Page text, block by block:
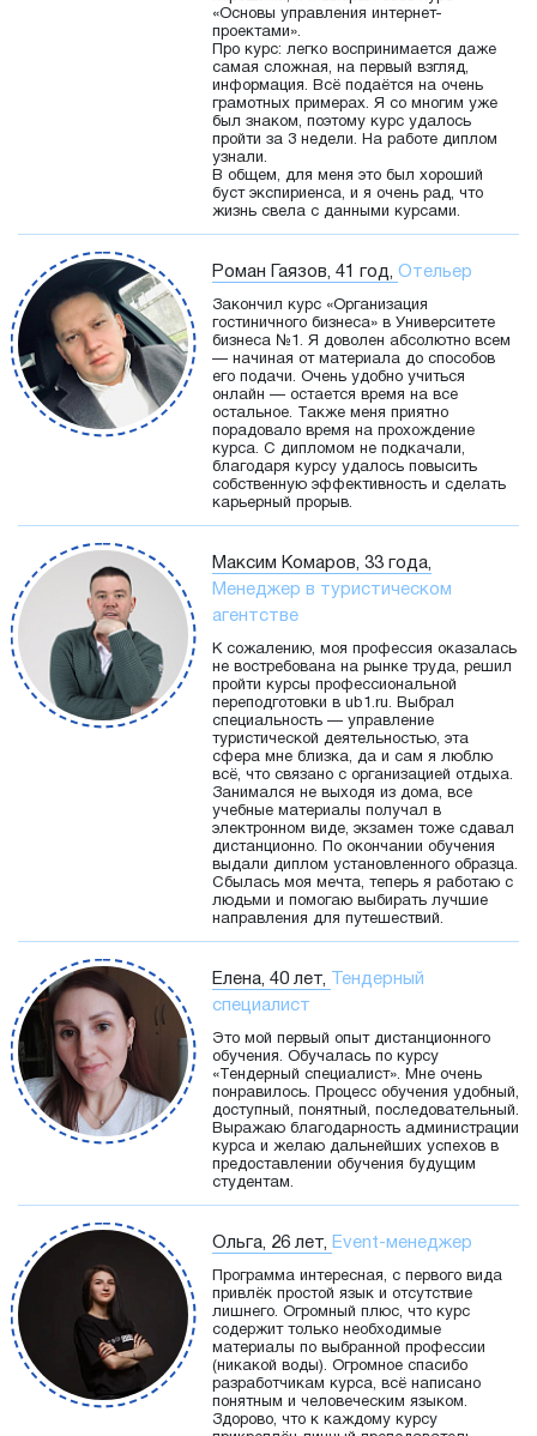
«Основы управления интернет-
проектами».
Про курс: легко воспринимается даже
самая сложная, на первый взгляд,
информация. Всё подаётся на очень
грамотных примерах. Я со многим уже
был знаком, поэтому курс удалось
пройти за 3 недели. На работе диплом
узнали.
В общем, для меня это был хороший
буст экспириенса, и я очень рад, что
жизнь свела с данными курсами.
Роман Гаязов, 41 год, Отельер
Закончил курс «Организация
гостиничного бизнеса» в Университете
бизнеса №1. Я доволен абсолютно всем
— начиная от материала до способов
его подачи. Очень удобно учиться
онлайн — остается время на все
остальное. Также меня приятно
порадовало время на прохождение
курса. С дипломом не подкачали,
благодаря курсу удалось повысить
собственную эффективность и сделать
карьерный прорыв.
Максим Комаров, 33 года,
Менеджер в туристическом
агентстве
К сожалению, моя профессия оказалась
не востребована на рынке труда, решил
пройти курсы профессиональной
переподготовки в ub1.ru. Выбрал
специальность — управление
туристической деятельностью, эта
сфера мне близка, да и сам я люблю
всё, что связано с организацией отдыха.
Занимался не выходя из дома, все
учебные материалы получал в
электронном виде, экзамен тоже сдавал
дистанционно. По окончании обучения
выдали диплом установленного образца.
Сбылась моя мечта, теперь я работаю с
людьми и помогаю выбирать лучшие
направления для путешествий.
Елена, 40 лет,
Тендерный
специалист
Это мой первый опыт дистанционного
обучения. Обучалась по курсу
«Тендерный специалист». Мне очень
понравилось. Процесс обучения удобный,
доступный, понятный, последовательный.
Выражаю благодарность администрации
курса и желаю дальнейших успехов в
предоставлении обучения будущим
студентам.
Ольга, 26 лет, Event-менеджер
Программа интересная, с первого вида
привлёк простой язык и отсутствие
лишнего. Огромный плюс, что курс
содержит только необходимые
материалы по выбранной профессии
(никакой воды). Огромное спасибо
разработчикам курса, всё написано
понятным и человеческим языком.
Здорово, что к каждому курсу